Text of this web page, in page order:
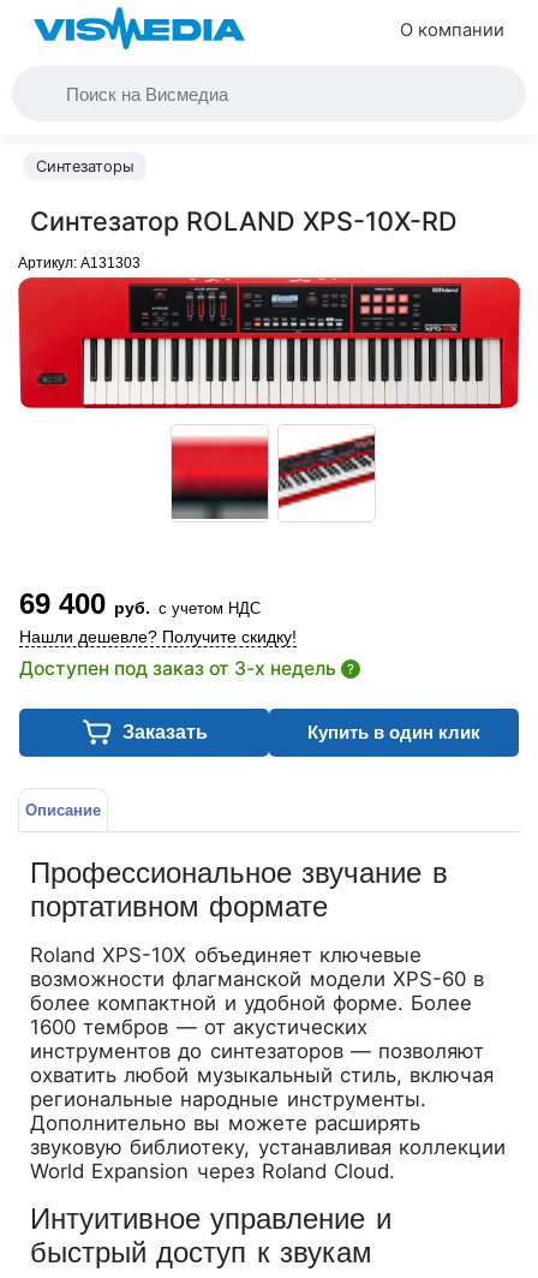
О компании
Синтезаторы
Синтезатор ROLAND XPS-10X-RD
Артикул: A131303
69 400 руб. с учетом НДС
Нашли дешевле? Получите скидку!
Доступен под заказ от 3-х недель ?
Заказать Купить в один клик
Описание
Профессиональное звучание в
портативном формате
Roland XPS-10X объединяет ключевые
возможности флагманской модели XPS-60 в
более компактной и удобной форме. Более
1600 тембров — от акустических
инструментов до синтезаторов — позволяют
охватить любой музыкальный стиль, включая
региональные народные инструменты.
Дополнительно вы можете расширять
звуковую библиотеку, устанавливая коллекции
World Expansion через Roland Cloud.
Интуитивное управление и
быстрый доступ к звукам